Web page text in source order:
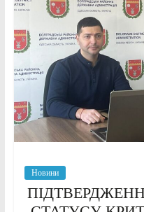
Новини